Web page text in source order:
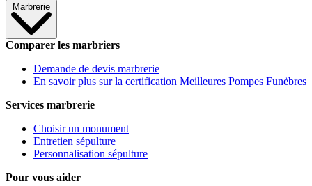
Marbrerie
Comparer les marbriers
Demande de devis marbrerie
En savoir plus sur la certification Meilleures Pompes Funèbres
Services marbrerie
Choisir un monument
Entretien sépulture
Personnalisation sépulture
Pour vous aider